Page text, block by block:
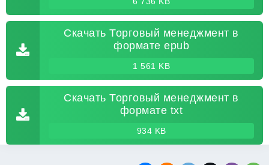
Скачать Торговый менеджмент в
формате epub
1 561 KB
Скачать Торговый менеджмент в
формате txt
934 KB